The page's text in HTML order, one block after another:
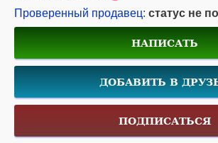
Проверенный продавец: статус не
НАПИСАТЬ
ДОБАВИТЬ В
ПОДПИСАТЬСЯ